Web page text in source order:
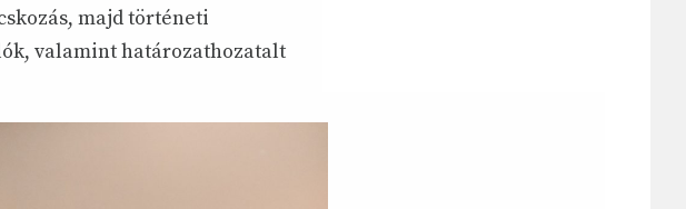
majd történeti
valamint határozathozatalt